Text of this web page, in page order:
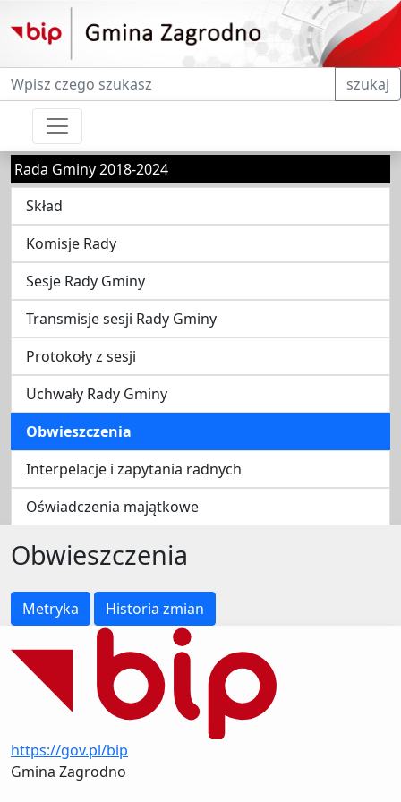
Fraza do wyszukiwania szukaj
Rada Gminy 2018-2024
Skład
Komisje Rady
Sesje Rady Gminy
Transmisje sesji Rady Gminy
Protokoły z sesji
Uchwały Rady Gminy
Obwieszczenia
Interpelacje i zapytania radnych
Oświadczenia majątkowe
Obwieszczenia
Metryka Historia zmian
https://gov.pl/bip
Gmina Zagrodno